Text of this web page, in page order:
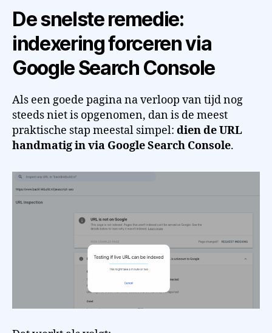
De snelste remedie:
indexering forceren via
Google Search Console
Als een goede pagina na verloop van tijd nog
steeds niet is opgenomen, dan is de meest
praktische stap meestal simpel: dien de URL
handmatig in via Google Search Console.